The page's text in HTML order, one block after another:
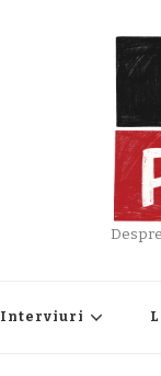
Interviuri